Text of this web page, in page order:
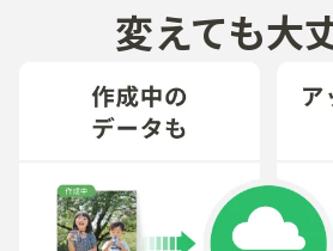
変えても​大